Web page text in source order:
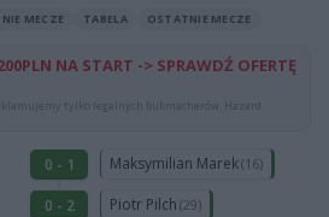
MECZE TABELA OSTATNIE MECZE
NA START -> SPRAWDŹ OFERTĘ
tylko legalnych bukmacherów. Hazard
0 - 1 Maksymilian Marek(16)
0 - 2 Piotr Pilch (29)